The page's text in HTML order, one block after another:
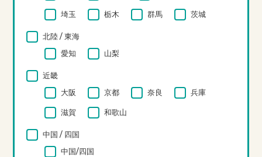
埼玉 栃木 群馬 茨城
北陸 / 東海
愛知
山梨
近畿
大阪
京都 奈良 兵庫
滋賀 和歌山
中国 / 四国
中国/四国